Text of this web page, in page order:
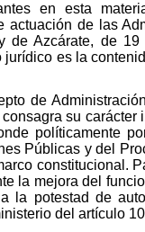
en esta
actuación de las
Azcárate, de
es la
de
su
políticamente
Públicas y del
constitucional.
la mejora del
la potestad de
del artículo